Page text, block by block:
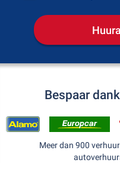
Bespaar
Meer dan 900